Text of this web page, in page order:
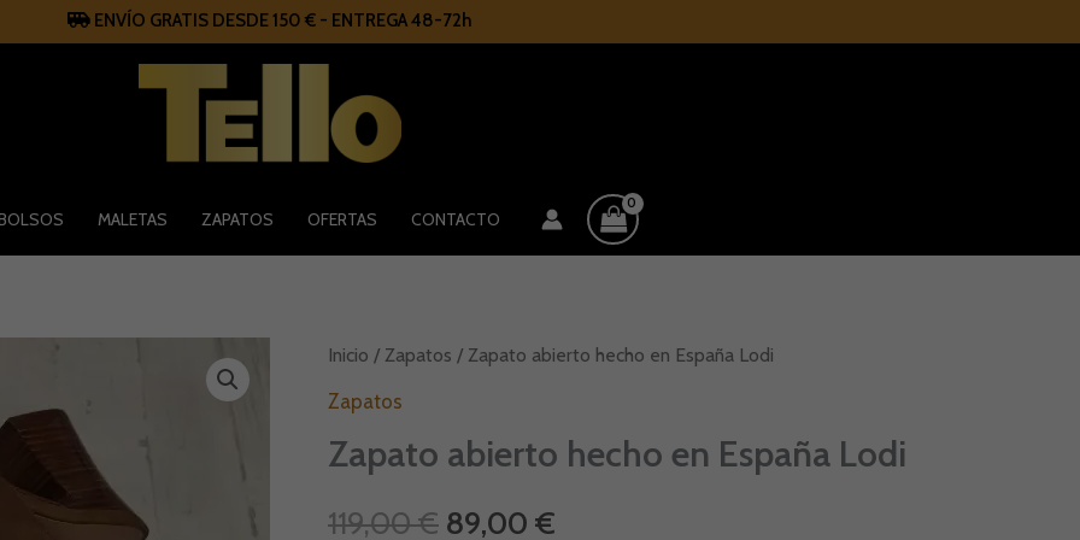
ENVÍO GRATIS DESDE 150 € - ENTREGA 48-72h
MALETAS ZAPATOS OFERTAS CONTACTO
Inicio / Zapatos / Zapato abierto hecho en España Lodi
Zapatos
Zapato abierto hecho en España Lodi
119,00€
El
original
89,00 €
El
actual
Zapato
hecho
España
Lodi